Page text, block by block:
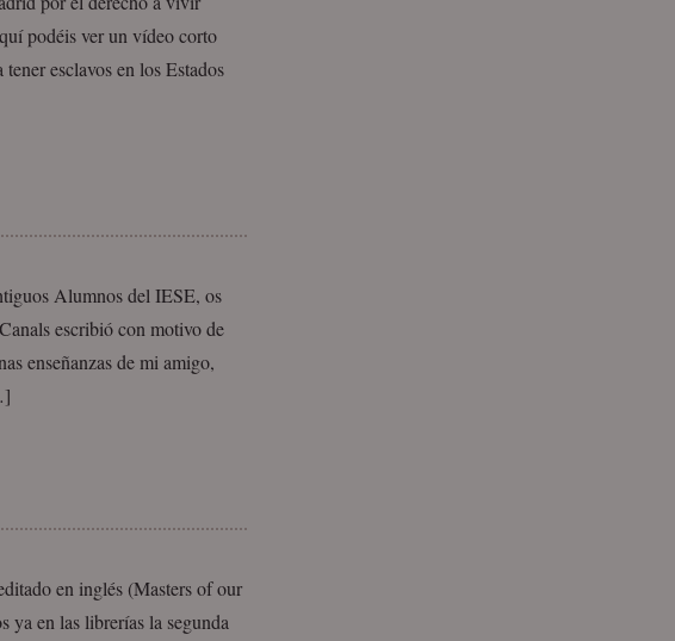
podéis ver un vídeo corto
esclavos en los Estados
Alumnos del IESE, os
escribió con motivo de
enseñanzas de mi amigo,
en inglés (Masters of our
ya en las librerías la segunda